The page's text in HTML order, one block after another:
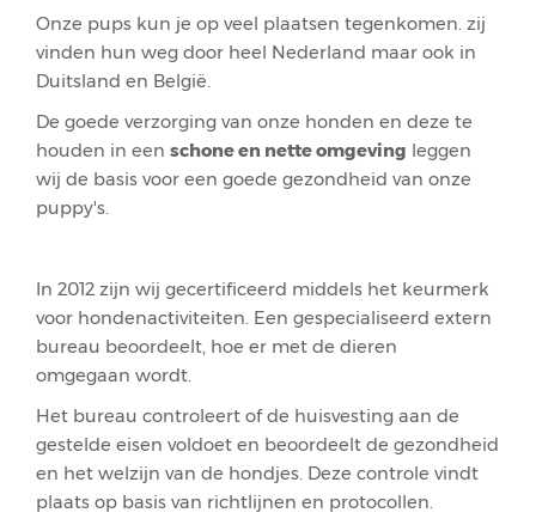
Onze pups kun je op veel plaatsen tegenkomen. zij
vinden hun weg door heel Nederland maar ook in
Duitsland en België.
De goede verzorging van onze honden en deze te
houden in een schone en nette omgeving leggen
wij de basis voor een goede gezondheid van onze
puppy's.
In 2012 zijn wij gecertificeerd middels het keurmerk
voor hondenactiviteiten. Een gespecialiseerd extern
bureau beoordeelt, hoe er met de dieren
omgegaan wordt.
Het bureau controleert of de huisvesting aan de
gestelde eisen voldoet en beoordeelt de gezondheid
en het welzijn van de hondjes. Deze controle vindt
plaats op basis van richtlijnen en protocollen.